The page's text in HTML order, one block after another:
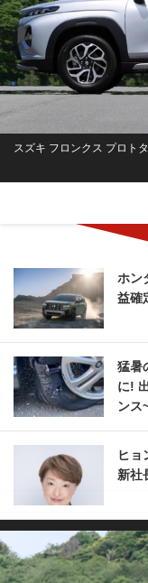
スズキ フロンクス プロト
ホン
益確
猛暑
に!
ンス
ヒョ
新社